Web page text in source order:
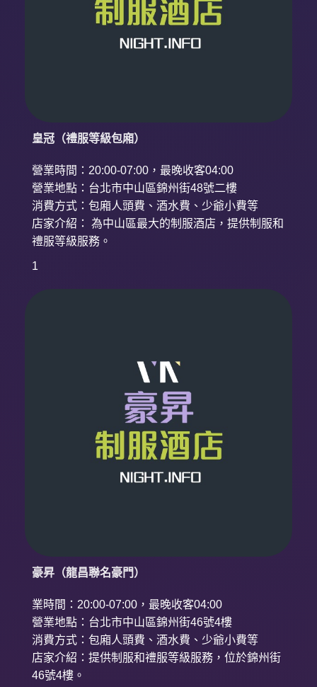
皇冠（禮服等級包廂）
營業時間：20:00-07:00，最晚收客04:00
營業地點：台北市中山區錦州街48號二樓
消費方式：包廂人頭費、酒水費、少爺小費等
店家介紹： 為中山區最大的制服酒店，提供制服和
禮服等級服務。
1
豪昇（龍昌聯名豪門）
業時間：20:00-07:00，最晚收客04:00
營業地點：台北市中山區錦州街46號4樓
消費方式：包廂人頭費、酒水費、少爺小費等
店家介紹：提供制服和禮服等級服務，位於錦州街
46號4樓。